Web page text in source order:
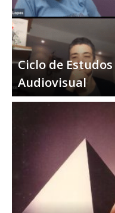
Ciclo de
Audiovisual